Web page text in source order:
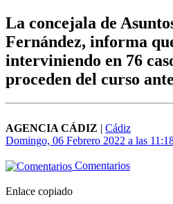
La concejala de
Fernández, informa
interviniendo en 76
proceden del curso
AGENCIA CÁDIZ | Cádiz
Domingo, 06 Febrero 2022 a las
Comentarios
Enlace copiado